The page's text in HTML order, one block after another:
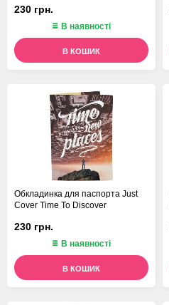
230 грн.
В наявності
В КОШИК
Обкладинка для паспорта Just
Cover Time To Discover
230 грн.
В наявності
В КОШИК